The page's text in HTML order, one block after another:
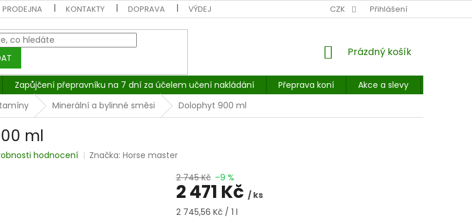
PRODEJNA KONTAKTY DOPRAVA VÝDEJNÍ MÍSTO: BALÍKOVNA, PPL, GLS, SUPERVÝDEJNY, UPS
CZK Přihlášení
NÁKUPNÍ
Prázdný košík
Zapůjčení přepravníku na 7 dní za účelem učení nakládání Přeprava koní Akce a slevy
Minerální a bylinné směsi Dolophyt 900 ml
ml
hodnocení Značka:Horse master
2 745 Kč –9 %
2 471 Kč / ks
Měrná
2 745,56 Kč / 1 l